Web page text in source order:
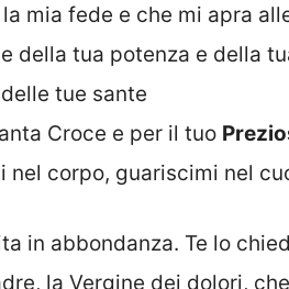
mia fede e che mi apra
della tua potenza e della
tue sante
Croce e per il tuo
nel corpo, guariscimi nel
in abbondanza. Te lo
la Vergine dei dolori,